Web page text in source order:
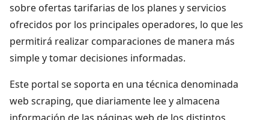
sobre ofertas tarifarias de los planes y servicios
ofrecidos por los principales operadores, lo que les
permitirá realizar comparaciones de manera más
simple y tomar decisiones informadas.
Este portal se soporta en una técnica denominada
web scraping, que diariamente lee y almacena